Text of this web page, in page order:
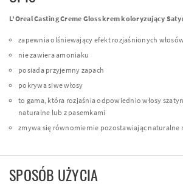
L’Oreal Casting Creme Gloss krem koloryzujący
zapewnia olśniewający efekt rozjaśnionych
nie zawiera amoniaku
posiada przyjemny zapach
pokrywa siwe włosy
to gama, która rozjaśnia odpowiednio włosy
naturalne lub z pasemkami
zmywa się równomiernie pozostawiając naturalne
SPOSÓB UŻYCIA